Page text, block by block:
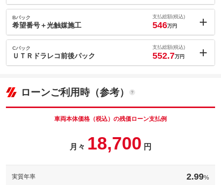
内：オプシ
ョン価格
(税込)
車両本体価
524.7万円
ボディコーティング
シートコーティング
Bパック
希望番号＋光触媒施工
支払総額(税込)
546万円
内：オプシ
ョン価格
(税込)
車両本体価
パック内容
光触媒施工
Cパック
ＵＴＲドラレコ前後パック
支払総額(税込)
552.7万円
車両本体価
524.7
ローンご利用時（参考）
車両本体価格（税込）の残価ローン支払例
月々 18,700 円
実質年率 2.99%